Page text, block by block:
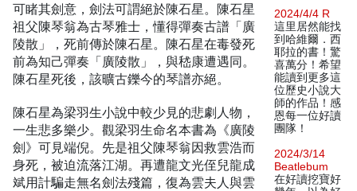
可睹其劍意，劍法可謂絕於陳石星。陳石星
祖父陳琴翁為古琴雅士，懂得彈奏古譜「廣
陵散」，死前傳於陳石星。陳石星在毒發死
前為知己彈奏「廣陵散」，與嵇康遭遇同。
陳石星死後，該曠古鑠今的琴譜亦絕。
陳石星為梁羽生小說中較少見的悲劇人物，
一生悲多樂少。觀梁羽生命名本書為《廣陵
劍》可見端倪。先是祖父陳琴翁因救雲浩而
身死，被迫流落江湖。再遭龍文光侄兒龍成
斌用計騙走無名劍法殘篇，復為雲夫人與雲
2024/4/4 R
這里居然能找
到哈維爾．西
耶拉的書！驚
喜萬分！希望
能讀到更多這
位歷史小說大
師的作品！感
恩每一位好讀
團隊！
2024/3/14
Beatlebum
在好讀挖寶好